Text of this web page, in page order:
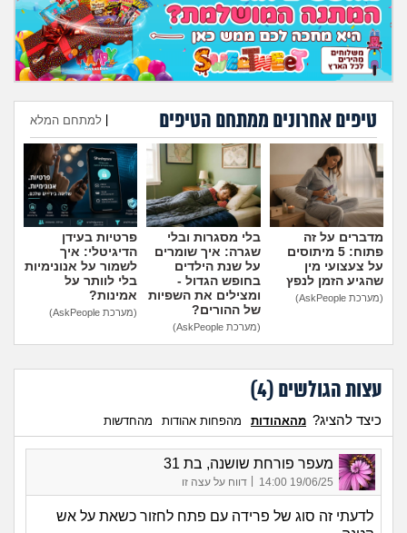
מה שעובר עליי
שומרים על הגוף
פיננסי וכלכלה
בין הסדינים
חיות מחמד
יוקר המחיה
גאווה
טיפים אחרונים ממתחם הטיפים למתחם המלא
הוספת טיפ
מדברים על זה
פתוח: 5 מיתוסים
על צעצועי מין
שהגיע הזמן לנפץ
(מערכת AskPeople)
בלי מסגרות ובלי
שגרה: איך שומרים
על שנת הילדים
בחופש הגדול -
ומצילים את השפיות
של ההורים?
(מערכת AskPeople)
פרטיות בעידן
הדיגיטלי: איך
לשמור על אנונימיות
בלי לוותר על
אמינות?
(מערכת AskPeople)
עצות הגולשים (4
)
כיצד להציג? מהאהודות מהפחות אהודות מהחדשות
מעפר פורחת שושנה, בת 31
19/06/25 14:00 דווח על עצה זו
לדעתי זה סוג של פרידה עם פתח לחזור כשאת על אש